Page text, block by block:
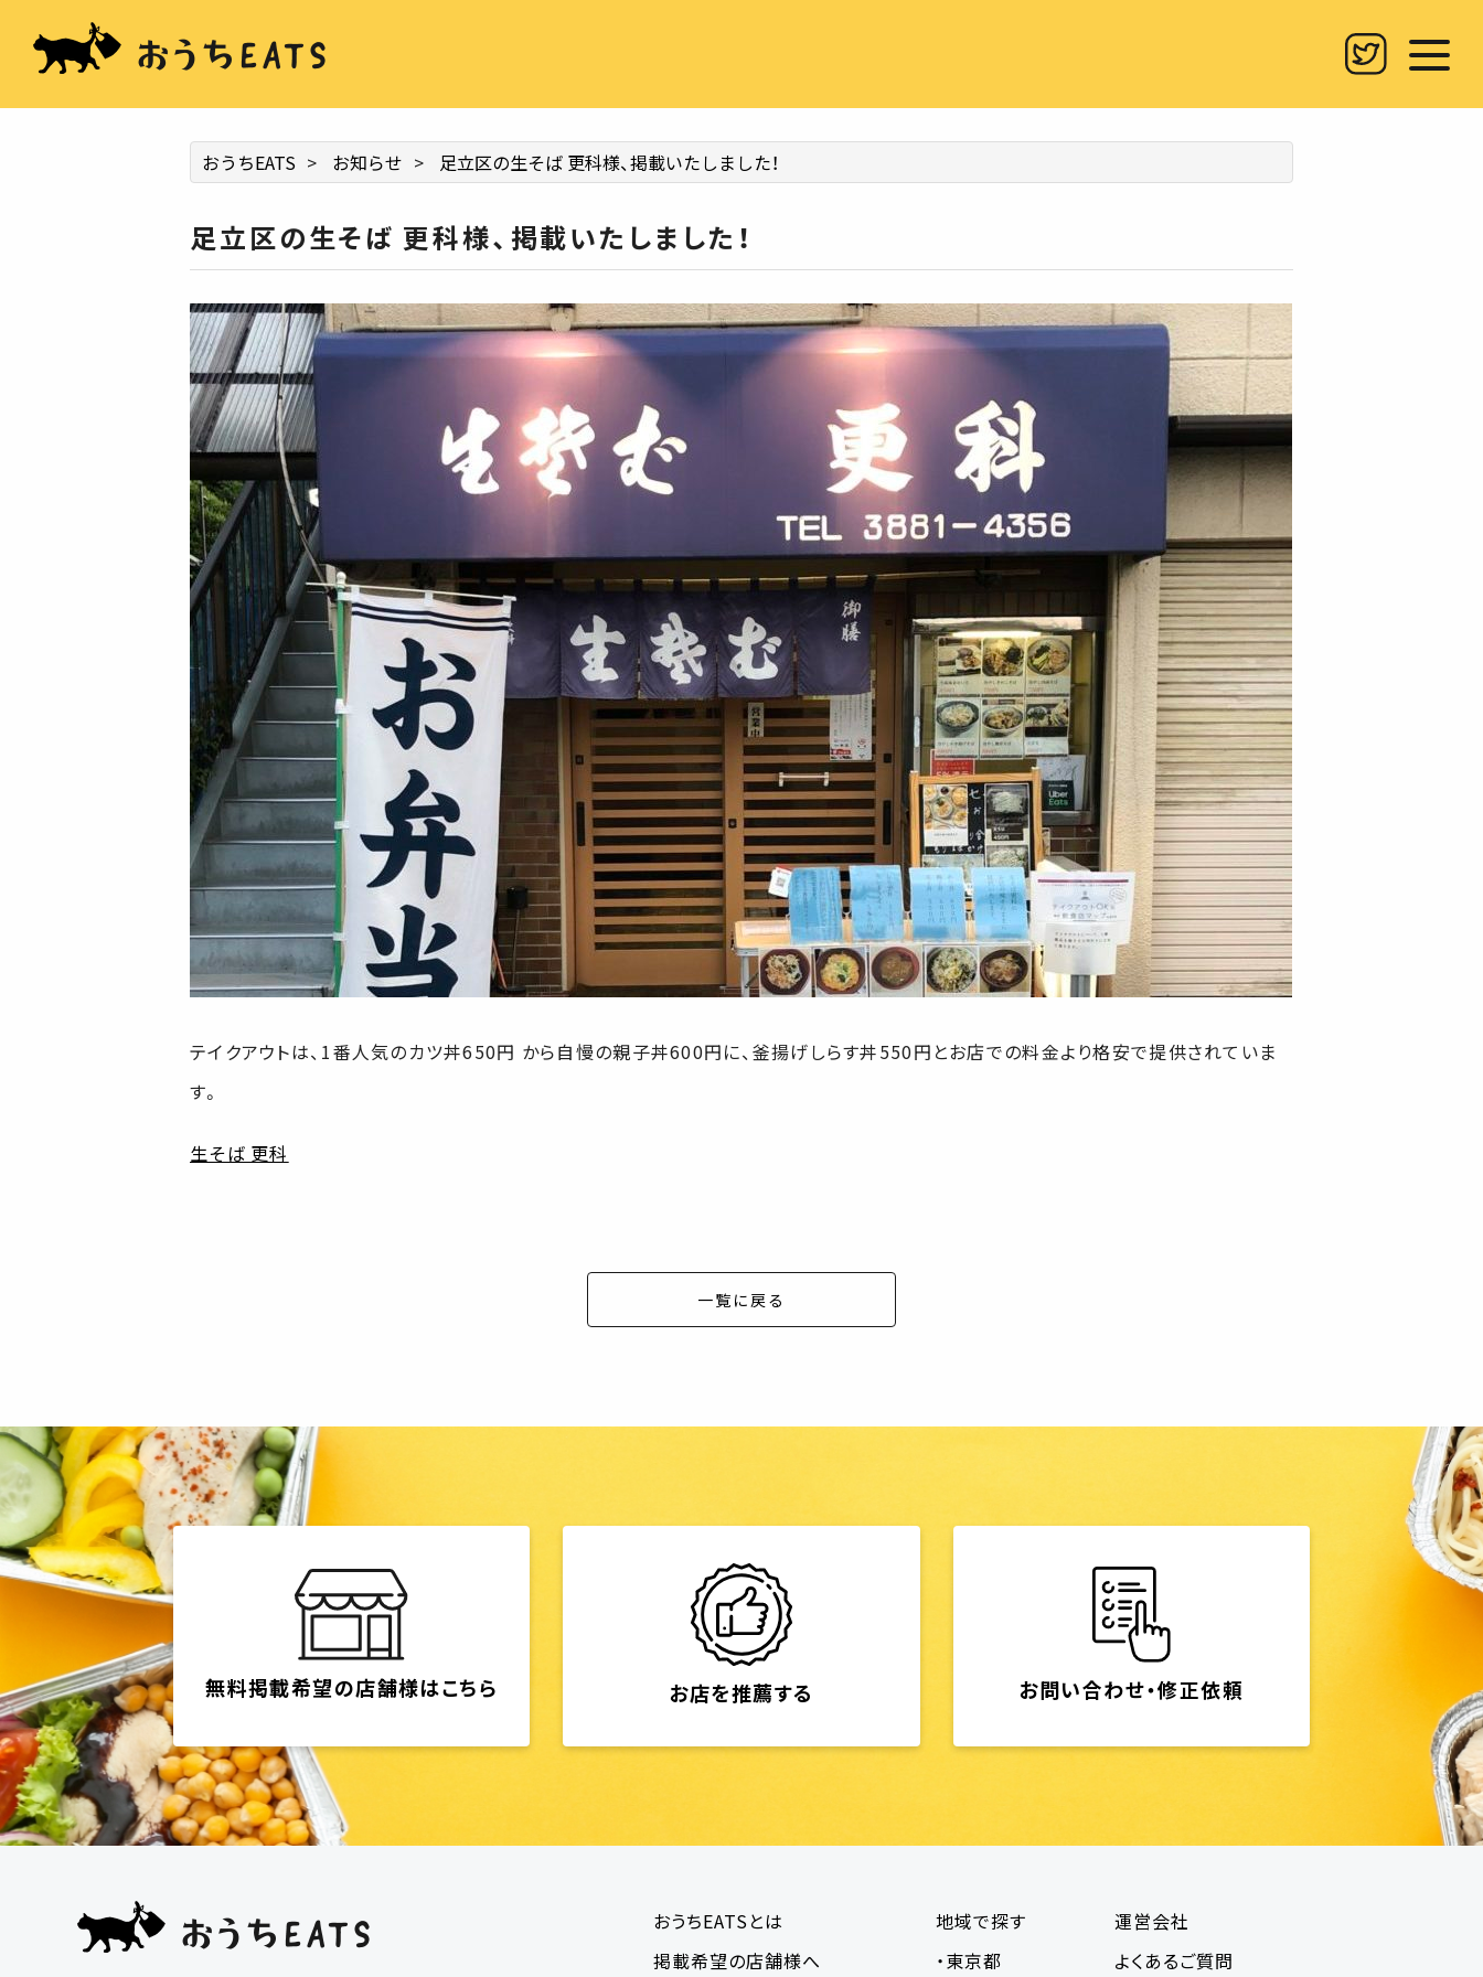
お店を推薦する
おうちEATS > お知らせ > 足立区の生そば 更科様、掲載いたしました！
足立区の生そば 更科様、掲載いたしました！
テイクアウトは、1番人気のカツ丼650円 から自慢の親子丼600円に、釜揚げしらす丼550円とお店での料金より格安で提供されていま
す。
生そば 更科
一覧に戻る
無料掲載希望の店舗様はこちら お店を推薦する お問い合わせ・修正依頼
おうちEATSとは
掲載希望の店舗様へ
地域で探す
・東京都
運営会社
よくあるご質問